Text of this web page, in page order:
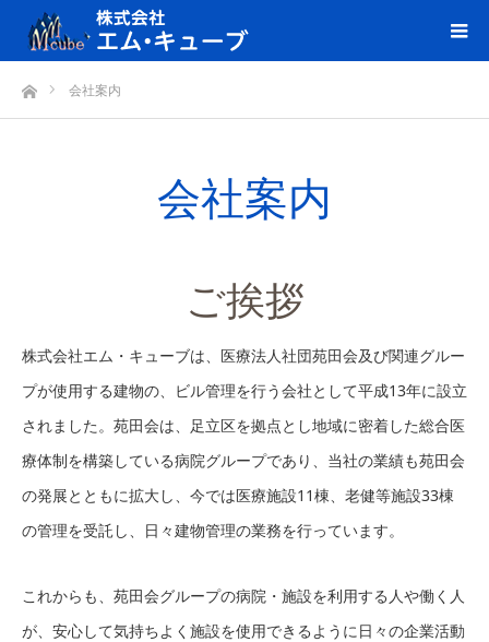
ホーム会社案内
会社案内
ご挨拶
株式会社エム・キューブは、医療法人社団苑田会及び関連グルー
プが使用する建物の、ビル管理を行う会社として平成13年に設立
されました。苑田会は、足立区を拠点とし地域に密着した総合医
療体制を構築している病院グループであり、当社の業績も苑田会
の発展とともに拡大し、今では医療施設11棟、老健等施設33棟
の管理を受託し、日々建物管理の業務を行っています。
これからも、苑田会グループの病院・施設を利用する人や働く人
が、安心して気持ちよく施設を使用できるように日々の企業活動